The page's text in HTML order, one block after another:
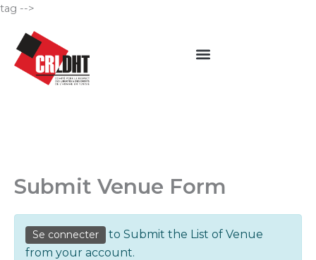
tag -->
contenu
Submit Venue Form
Se connecter
to Submit the List of Venue
from your account.